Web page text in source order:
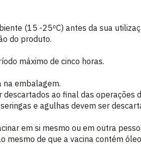
(15 -25ºC) antes da sua
do produto.
máximo de cinco horas.
na embalagem.
ao final das operações
e agulhas devem ser
em si mesmo ou em outra
mesmo de que a vacina contém